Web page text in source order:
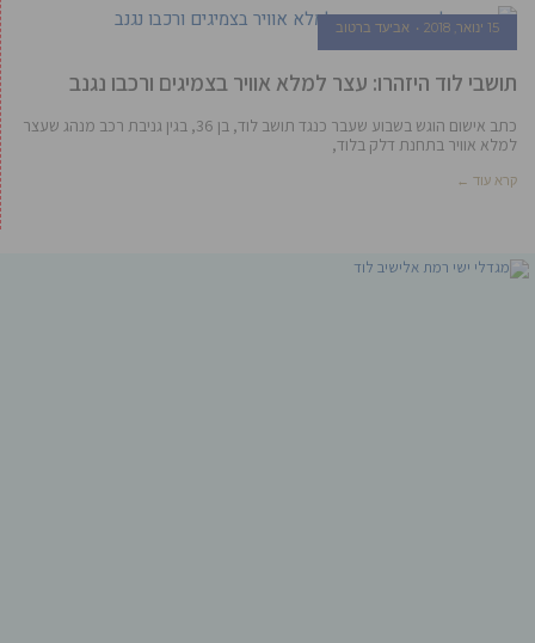
15 ינואר, 2018 אביעד ברטוב
תושבי לוד היזהרו: עצר למלא אוויר בצמיגים ורכבו נגנב
כתב אישום הוגש בשבוע שעבר כנגד תושב לוד, בן 36, בגין גניבת רכב מנהג שעצר
למלא אוויר בתחנת דלק בלוד,
קרא עוד ←